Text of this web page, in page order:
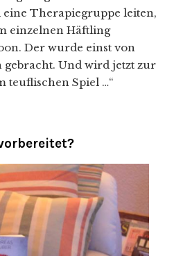
eine Therapiegruppe leiten,
einzelnen Häftling
Der wurde einst von
Und wird jetzt zur
teuflischen Spiel …“